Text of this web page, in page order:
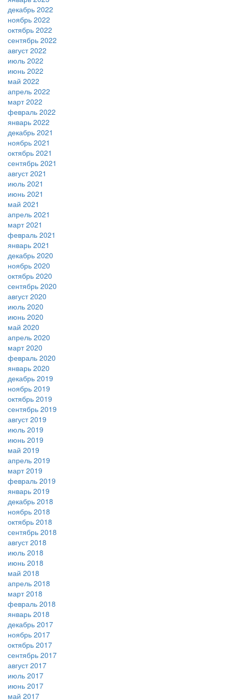
декабрь 2022
ноябрь 2022
октябрь 2022
сентябрь 2022
август 2022
июль 2022
июнь 2022
май 2022
апрель 2022
март 2022
февраль 2022
январь 2022
декабрь 2021
ноябрь 2021
октябрь 2021
сентябрь 2021
август 2021
июль 2021
июнь 2021
май 2021
апрель 2021
март 2021
февраль 2021
январь 2021
декабрь 2020
ноябрь 2020
октябрь 2020
сентябрь 2020
август 2020
июль 2020
июнь 2020
май 2020
апрель 2020
март 2020
февраль 2020
январь 2020
декабрь 2019
ноябрь 2019
октябрь 2019
сентябрь 2019
август 2019
июль 2019
июнь 2019
май 2019
апрель 2019
март 2019
февраль 2019
январь 2019
декабрь 2018
ноябрь 2018
октябрь 2018
сентябрь 2018
август 2018
июль 2018
июнь 2018
май 2018
апрель 2018
март 2018
февраль 2018
январь 2018
декабрь 2017
ноябрь 2017
октябрь 2017
сентябрь 2017
август 2017
июль 2017
июнь 2017
май 2017